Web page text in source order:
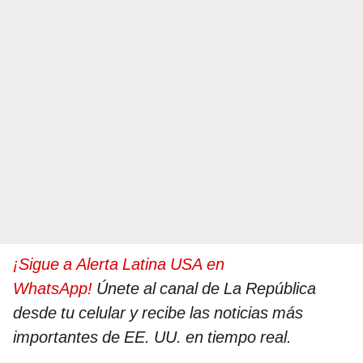
¡Sigue a Alerta Latina USA en
WhatsApp! Únete al canal de La República
desde tu celular y recibe las noticias más
importantes de EE. UU. en tiempo real.